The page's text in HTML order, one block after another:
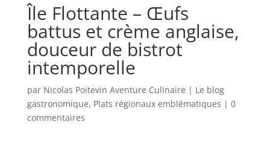
Île Flottante – Œufs
battus et crème anglaise,
douceur de bistrot
intemporelle
par Nicolas Poitevin Aventure Culinaire | Le blog
gastronomique, Plats régionaux emblématiques | 0
commentaires